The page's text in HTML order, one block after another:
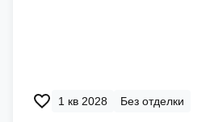
1 кв 2028 Без отделки